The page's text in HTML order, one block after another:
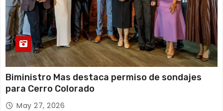
Biministro Mas destaca permiso de sondajes
para Cerro Colorado
May 27, 2026